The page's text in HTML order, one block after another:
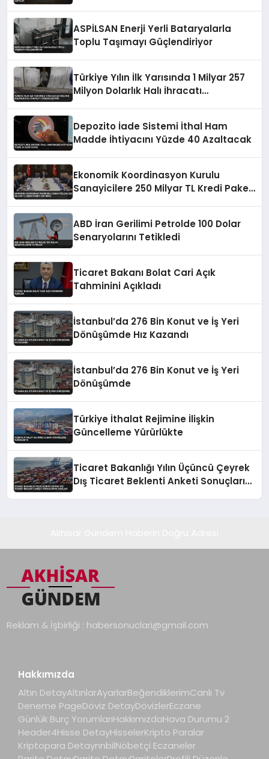
ASPİLSAN Enerji Yerli Bataryalarla
Toplu Taşımayı Güçlendiriyor
Türkiye Yılın İlk Yarısında 1 Milyar 257
Milyon Dolarlık Halı İhracatı
Depozito İade Sistemi İthal Ham
Madde İhtiyacını Yüzde 40 Azaltacak
Ekonomik Koordinasyon Kurulu
Sanayicilere 250 Milyar TL Kredi Paketi
ABD İran Gerilimi Petrolde 100 Dolar
Senaryolarını Tetikledi
Ticaret Bakanı Bolat Cari Açık
Tahminini Açıkladı
İstanbul’da 276 Bin Konut ve İş Yeri
Dönüşümde Hız Kazandı
İstanbul’da 276 Bin Konut ve İş Yeri
Dönüşümde
Türkiye İthalat Rejimine İlişkin
Güncelleme Yürürlükte
Ticaret Bakanlığı Yılın Üçüncü Çeyrek
Dış Ticaret Beklenti Anketi Sonuçlarını
Reklam & İşbirliği : habersonuclari@gmail.com
Hakkımızda
Altın DetayAltınlarAyarlarBeğendiklerimCanlı Tv
Deneme PageDöviz DetayDövizlerEczane
Günlük Burç YorumlarıHakkımızdaHava Durumu 2
Header4Hisse DetayHisselerKripto Paralar
Kriptopara DetaynnbilNöbetçi Eczaneler